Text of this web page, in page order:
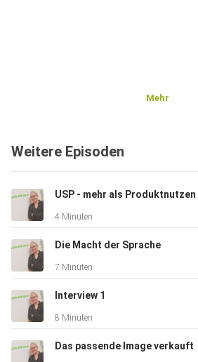
Mehr
Weitere Episoden
USP - mehr als Produktnutzen
4 Minuten
Die Macht der Sprache
7 Minuten
Interview 1
8 Minuten
Das passende Image verkauft